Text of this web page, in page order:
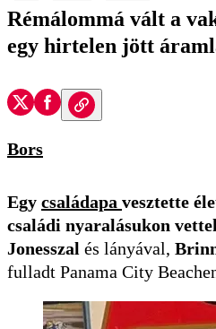
Rémálommá vált a
egy hirtelen jött
Bors
Egy családapa vesztette
családi nyaralásukon
Jonesszal és lányával,
fulladt Panama City